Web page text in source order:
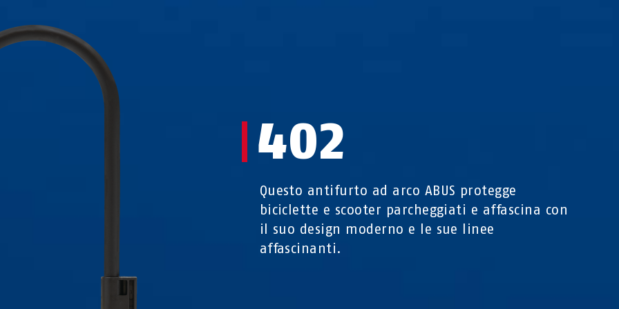
402
Questo antifurto ad arco ABUS protegge
biciclette e scooter parcheggiati e affascina con
il suo design moderno e le sue linee
affascinanti.